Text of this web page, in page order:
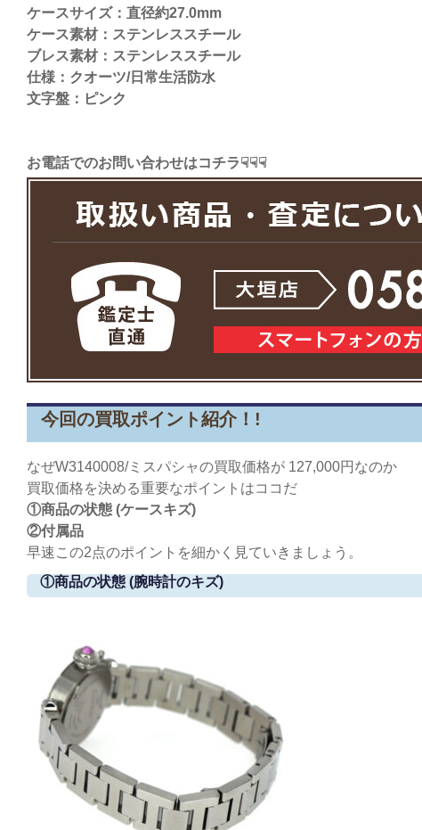
ケースサイズ：直径約27.0mm
ケース素材：ステンレススチール
ブレス素材：ステンレススチール
仕様：クオーツ/日常生活防水
文字盤：ピンク
お電話でのお問い合わせはコチラ☟☟☟
今回の買取ポイント紹介！!
なぜW3140008/ミスパシャの買取価格が 127,000円なのか
買取価格を決める重要なポイントはココだ
①商品の状態 (ケースキズ)
②付属品
早速この2点のポイントを細かく見ていきましょう。
①商品の状態 (腕時計のキズ)